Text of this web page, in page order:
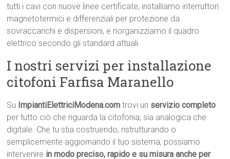
tutti i cavi con nuove linee certificate, installiamo interruttori
magnetotermici e differenziali per protezione da
sovraccarichi e dispersioni, e riorganizziamo il quadro
elettrico secondo gli standard attuali.
I nostri servizi per installazione
citofoni Farfisa Maranello
Su ImpiantiElettriciModena.com trovi un servizio completo
per tutto ciò che riguarda la citofonia, sia analogica che
digitale. Che tu stia costruendo, ristrutturando o
semplicemente aggiornando il tuo sistema, possiamo
intervenire in modo preciso, rapido e su misura anche per